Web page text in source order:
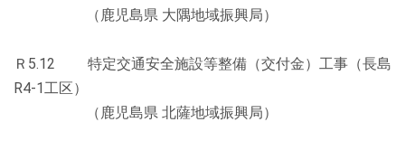
（鹿児島県 大隅地域振興局）
Ｒ5.12 特定交通安全施設等整備（交付金）工事（長島
R4-1工区）
（鹿児島県 北薩地域振興局）